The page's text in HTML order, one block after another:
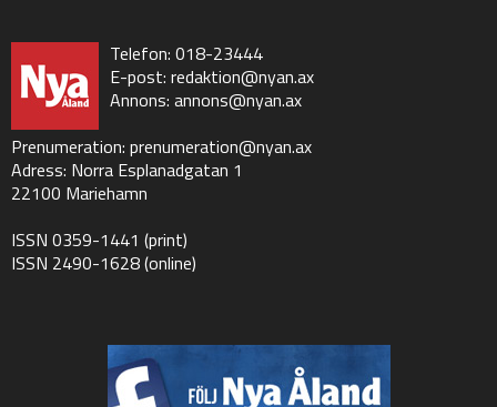
Telefon: 018-23444
E-post: redaktion@nyan.ax
Annons: annons@nyan.ax
Prenumeration: prenumeration@nyan.ax
Adress: Norra Esplanadgatan 1
22100 Mariehamn
ISSN 0359-1441 (print)
ISSN 2490-1628 (online)